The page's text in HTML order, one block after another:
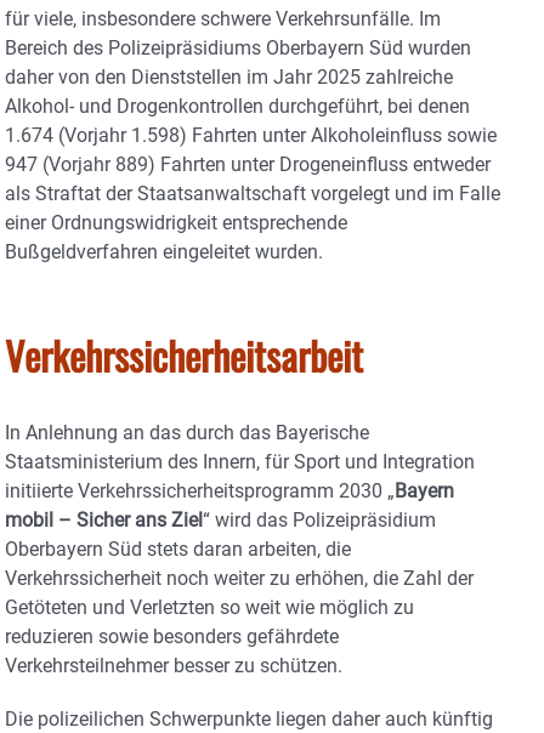
für viele, insbesondere schwere Verkehrsunfälle. Im
Bereich des Polizeipräsidiums Oberbayern Süd wurden
daher von den Dienststellen im Jahr 2025 zahlreiche
Alkohol- und Drogenkontrollen durchgeführt, bei denen
1.674 (Vorjahr 1.598) Fahrten unter Alkoholeinfluss sowie
947 (Vorjahr 889) Fahrten unter Drogeneinfluss entweder
als Straftat der Staatsanwaltschaft vorgelegt und im Falle
einer Ordnungswidrigkeit entsprechende
Bußgeldverfahren eingeleitet wurden.
Verkehrssicherheitsarbeit
In Anlehnung an das durch das Bayerische
Staatsministerium des Innern, für Sport und Integration
initiierte Verkehrssicherheitsprogramm 2030 „ Bayern
mobil – Sicher ans Ziel“ wird das Polizeipräsidium
Oberbayern Süd stets daran arbeiten, die
Verkehrssicherheit noch weiter zu erhöhen, die Zahl der
Getöteten und Verletzten so weit wie möglich zu
reduzieren sowie besonders gefährdete
Verkehrsteilnehmer besser zu schützen.
Die polizeilichen Schwerpunkte liegen daher auch künftig